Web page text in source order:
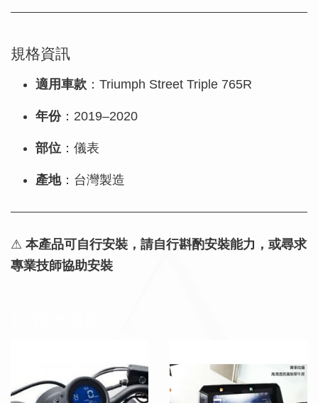
規格資訊
適用車款 ：Triumph Street Triple 765R
年份：2019–2020
部位 ：儀表
產地：台灣製造
⚠ 本產品可自行安裝，請自行斟酌安裝能力，或尋求
專業技師協助安裝